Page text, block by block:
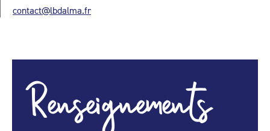
contact@lbdalma.fr
Renseignements